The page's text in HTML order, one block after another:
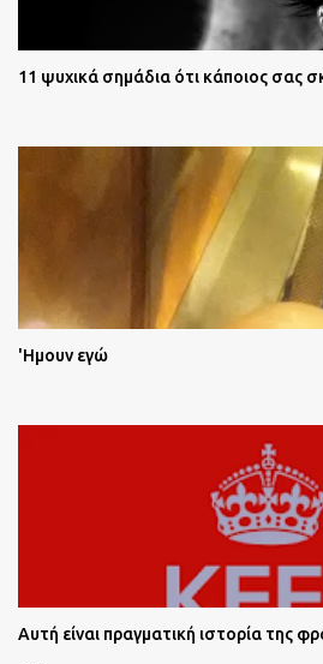
11 ψυχικά σημάδια ότι κάποιος σας
'Ημουν εγώ
Αυτή είναι πραγματική ιστορία της